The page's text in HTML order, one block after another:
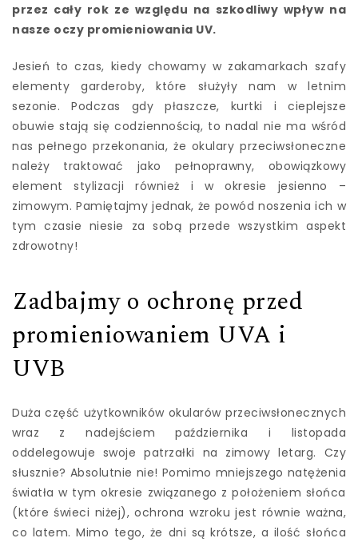
przez cały rok ze względu na szkodliwy wpływ na
nasze oczy promieniowania UV.
Jesień to czas, kiedy chowamy w zakamarkach szafy
elementy garderoby, które służyły nam w letnim
sezonie. Podczas gdy płaszcze, kurtki i cieplejsze
obuwie stają się codziennością, to nadal nie ma wśród
nas pełnego przekonania, że okulary przeciwsłoneczne
należy traktować jako pełnoprawny, obowiązkowy
element stylizacji również i w okresie jesienno –
zimowym. Pamiętajmy jednak, że powód noszenia ich w
tym czasie niesie za sobą przede wszystkim aspekt
zdrowotny!
Zadbajmy o ochronę przed
promieniowaniem UVA i
UVB
Duża część użytkowników okularów przeciwsłonecznych
wraz z nadejściem października i listopada
oddelegowuje swoje patrzałki na zimowy letarg. Czy
słusznie? Absolutnie nie! Pomimo mniejszego natężenia
światła w tym okresie związanego z położeniem słońca
(które świeci niżej), ochrona wzroku jest równie ważna,
co latem. Mimo tego, że dni są krótsze, a ilość słońca